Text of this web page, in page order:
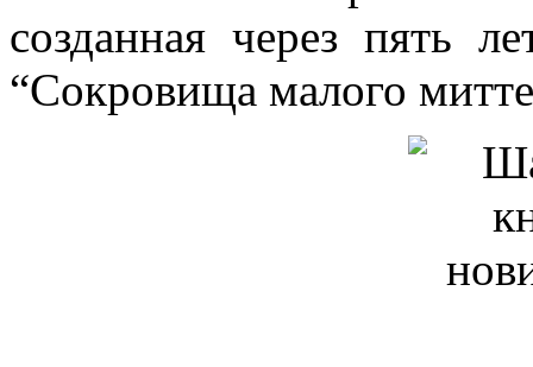
созданная через пять
“Сокровища малого